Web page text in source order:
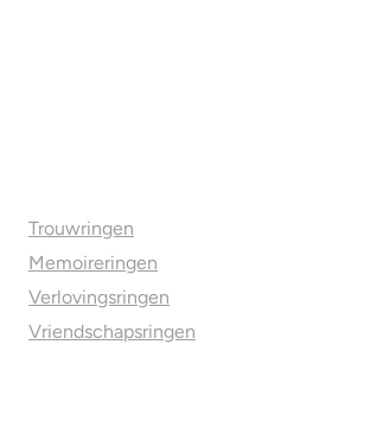
Trouwringen
Memoireringen
Verlovingsringen
Vriendschapsringen